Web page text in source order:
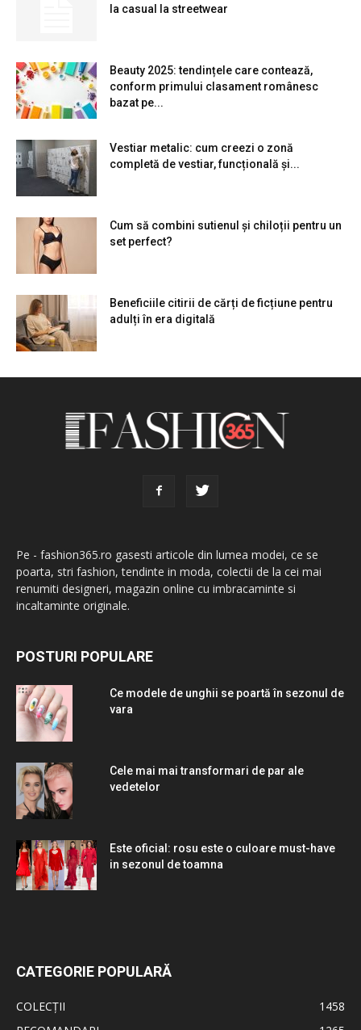
la casual la streetwear
Beauty 2025: tendințele care contează,
conform primului clasament românesc
bazat pe...
Vestiar metalic: cum creezi o zonă
completă de vestiar, funcțională și...
Cum să combini sutienul și chiloții pentru un
set perfect?
Beneficiile citirii de cărți de ficțiune pentru
adulți în era digitală
Pe - fashion365.ro gasesti articole din lumea modei, ce se
poarta, stri fashion, tendinte in moda, colectii de la cei mai
renumiti designeri, magazin online cu imbracaminte si
incaltaminte originale.
POSTURI POPULARE
Ce modele de unghii se poartă în sezonul de
vara
Cele mai mai transformari de par ale
vedetelor
Este oficial: rosu este o culoare must-have
in sezonul de toamna
CATEGORIE POPULARĂ
COLECȚII
1458